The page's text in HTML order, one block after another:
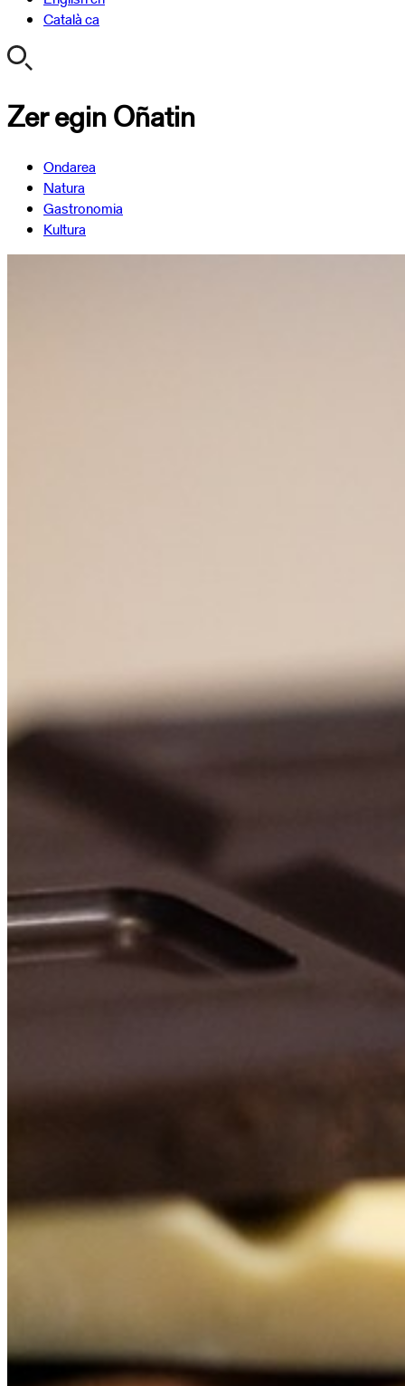
Catalàca
Zer egin Oñatin
Ondarea
Natura
Gastronomia
Kultura